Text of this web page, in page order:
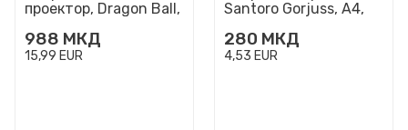
проектор, Dragon Ball,
988 МКД
15,99 EUR
Santoro Gorjuss, A4,
280 МКД
4,53 EUR